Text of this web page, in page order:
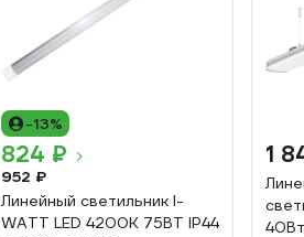
-13%
824 ₽
952 ₽
Линейный светильник I-
WATT LED 4200K 75ВТ IP44
1